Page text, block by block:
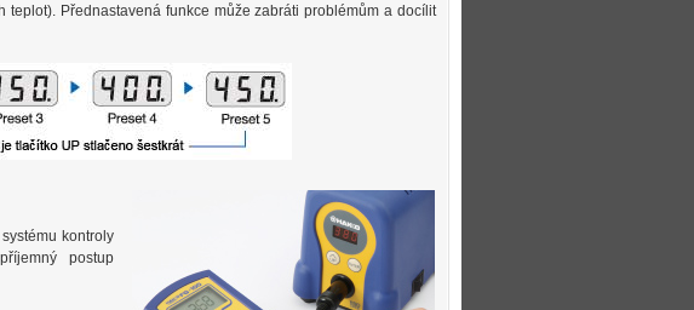
Přednastavená funkce může zabráti problémům a docílit
kontroly
postup